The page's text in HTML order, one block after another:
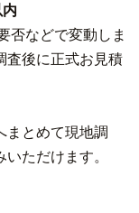
否などで変動しま
査後に正式お見積
まとめて現地調
ただけます。